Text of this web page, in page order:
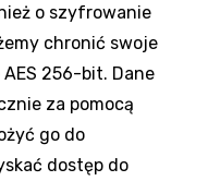
o szyfrowanie
chronić swoje
256-bit. Dane
za pomocą
go do
dostęp do